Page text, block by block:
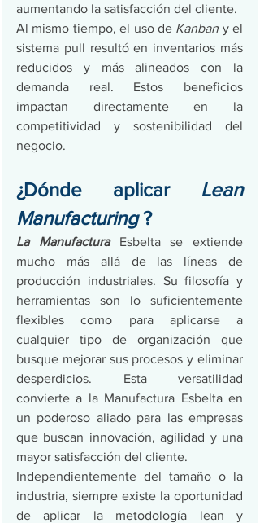
aumentando la satisfacción del cliente.
Al mismo tiempo, el uso de Kanban y el
sistema pull resultó en inventarios más
reducidos y más alineados con la
demanda real. Estos beneficios
impactan directamente en la
competitividad y sostenibilidad del
negocio.
¿Dónde aplicar Lean
Manufacturing ?
La Manufactura Esbelta se extiende
mucho más allá de las líneas de
producción industriales. Su filosofía y
herramientas son lo suficientemente
flexibles como para aplicarse a
cualquier tipo de organización que
busque mejorar sus procesos y eliminar
desperdicios. Esta versatilidad
convierte a la Manufactura Esbelta en
un poderoso aliado para las empresas
que buscan innovación, agilidad y una
mayor satisfacción del cliente.
Independientemente del tamaño o la
industria, siempre existe la oportunidad
de aplicar la metodología lean y